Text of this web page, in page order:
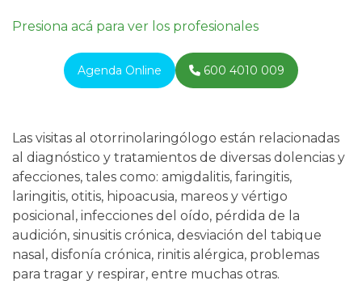
Presiona acá para ver los profesionales
Agenda Online 600 4010 009
Las visitas al otorrinolaringólogo están relacionadas
al diagnóstico y tratamientos de diversas dolencias y
afecciones, tales como: amigdalitis, faringitis,
laringitis, otitis, hipoacusia, mareos y vértigo
posicional, infecciones del oído, pérdida de la
audición, sinusitis crónica, desviación del tabique
nasal, disfonía crónica, rinitis alérgica, problemas
para tragar y respirar, entre muchas otras.